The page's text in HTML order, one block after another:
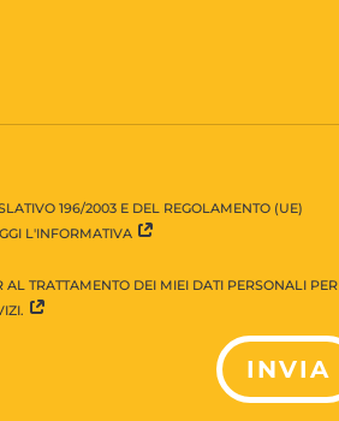
196/2003 E DEL REGOLAMENTO (UE)
L'INFORMATIVA
TRATTAMENTO DEI MIEI DATI PERSONALI PER
INVIA